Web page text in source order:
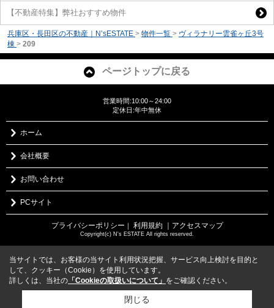
【不動産特集】弊社おすすめ物件
兵庫区・長田区の不動産｜N’sESTATE > 物件一覧 > ヴィラナリー雲雀ヶ丘3号
棟 > 209
ページトップに戻る
営業時間:10:00～24:00
定休日:年中無休
ホーム
会社概要
お問い合わせ
PCサイト
プライバシーポリシー ｜ 利用規約 ｜アクセスマップ
Copyright(c) N's ESTATE All rights reserved.
当サイトでは、お客様の当サイト利用状況把握、サービス向上検討を目的と
して、クッキー（Cookie）を使用しています。
詳しくは、当社の 「Cookieの取扱いについて」 をご確認ください。
閉じる